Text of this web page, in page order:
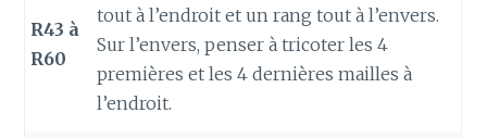
R43 à
R60
tout à l’endroit et un rang tout à l’envers.
Sur l’envers, penser à tricoter les 4
premières et les 4 dernières mailles à
l’endroit.